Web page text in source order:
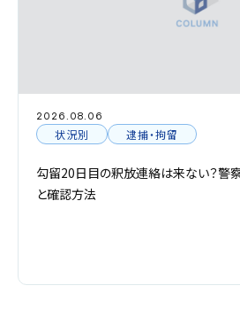
2026.08.06
状況別
逮捕・拘留
勾留20日目の釈放連絡は来ない？警
と確認方法